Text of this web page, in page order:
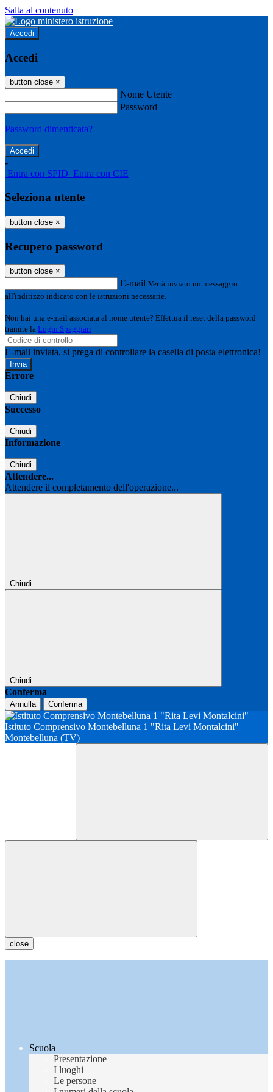
Salta al contenuto
Accedi
Accedi
button close ×
Nome Utente
Password
Password dimenticata?
-
Entra con SPID Entra con CIE
Seleziona utente
button close ×
Recupero password
button close ×
E-mail Verrà inviato un messaggio
all'indirizzo indicato con le istruzioni necessarie.
Non hai una e-mail associata al nome utente? Effettua il reset della password
tramite la Login Spaggiari
E-mail inviata, si prega di controllare la casella di posta elettronica!
Errore
Chiudi
Successo
Chiudi
Informazione
Chiudi
Attendere...
Attendere il completamento dell'operazione...
Chiudi
Chiudi
Conferma
Annulla Conferma
Istituto Comprensivo Montebelluna 1 "Rita Levi Montalcini"
Montebelluna (TV)
close
Scuola
Presentazione
I luoghi
Le persone